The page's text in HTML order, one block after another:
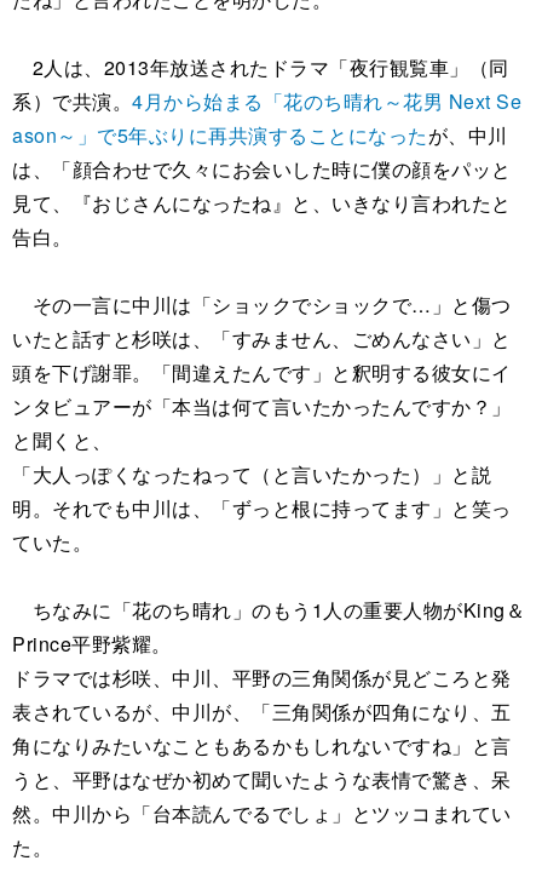
2人は、2013年放送されたドラマ「夜行観覧車」（同
系）で共演。 4月から始まる「花のち晴れ～花男 Next Se
ason～」で5年ぶりに再共演することになったが、中川
は、「顔合わせで久々にお会いした時に僕の顔をパッと
見て、『おじさんになったね』と、いきなり言われたと
告白。
その一言に中川は「ショックでショックで…」と傷つ
いたと話すと杉咲は、「すみません、ごめんなさい」と
頭を下げ謝罪。「間違えたんです」と釈明する彼女にイ
ンタビュアーが「本当は何て言いたかったんですか？」
と聞くと、
「大人っぽくなったねって（と言いたかった）」と説
明。それでも中川は、「ずっと根に持ってます」と笑っ
ていた。
ちなみに「花のち晴れ」のもう1人の重要人物がKing＆
Prince平野紫耀。
ドラマでは杉咲、中川、平野の三角関係が見どころと発
表されているが、中川が、「三角関係が四角になり、五
角になりみたいなこともあるかもしれないですね」と言
うと、平野はなぜか初めて聞いたような表情で驚き、呆
然。中川から「台本読んでるでしょ」とツッコまれてい
た。